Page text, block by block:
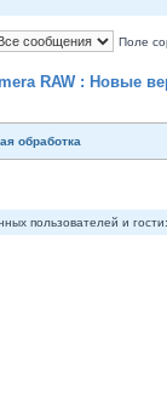
Поле
RAW : Новые
обработка
пользователей и